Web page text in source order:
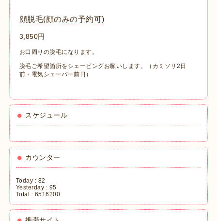
顔脱毛(顔のみの予約可)
3,850円
お口周りの脱毛になります。
脱毛ご希望箇所をシェービングお願いします。
（カミソリ2日
前・電気シェーバー前日）
スケジュール
カウンター
Today : 82
Yesterday : 95
Total : 6516200